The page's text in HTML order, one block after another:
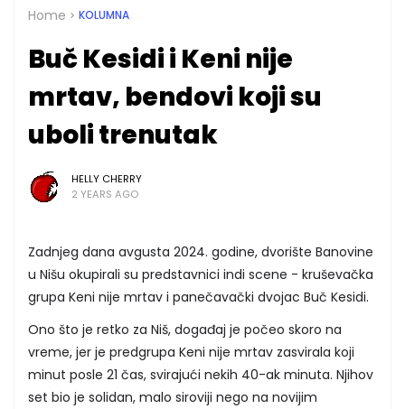
Home KOLUMNA
Buč Kesidi i Keni nije
mrtav, bendovi koji su
uboli trenutak
HELLY CHERRY
2 YEARS AGO
Zadnjeg dana avgusta 2024. godine, dvorište Banovine
u Nišu okupirali su predstavnici indi scene - kruševačka
grupa Keni nije mrtav i panečavački dvojac Buč Kesidi.
Ono što je retko za Niš, događaj je počeo skoro na
vreme, jer je predgrupa Keni nije mrtav zasvirala koji
minut posle 21 čas, svirajući nekih 40-ak minuta. Njihov
set bio je solidan, malo siroviji nego na novijim